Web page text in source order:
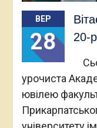
ВЕР
28
20-
урочиста
ювілею